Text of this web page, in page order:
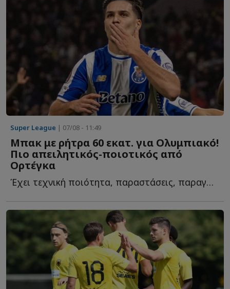
Super League | 07/08 - 11:49
Μπακ με ρήτρα 60 εκατ. για Ολυμπιακό!
Πιο απειλητικός-ποιοτικός από
Ορτέγκα
Έχει τεχνική ποιότητα, παραστάσεις, παραγωγή σε γκολ κ...